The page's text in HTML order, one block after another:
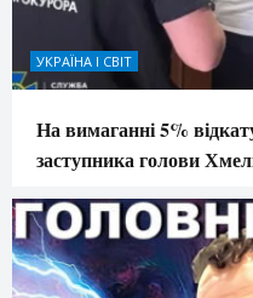
УКРАЇНА І СВІТ
На вимаганні 5%
заступника голови